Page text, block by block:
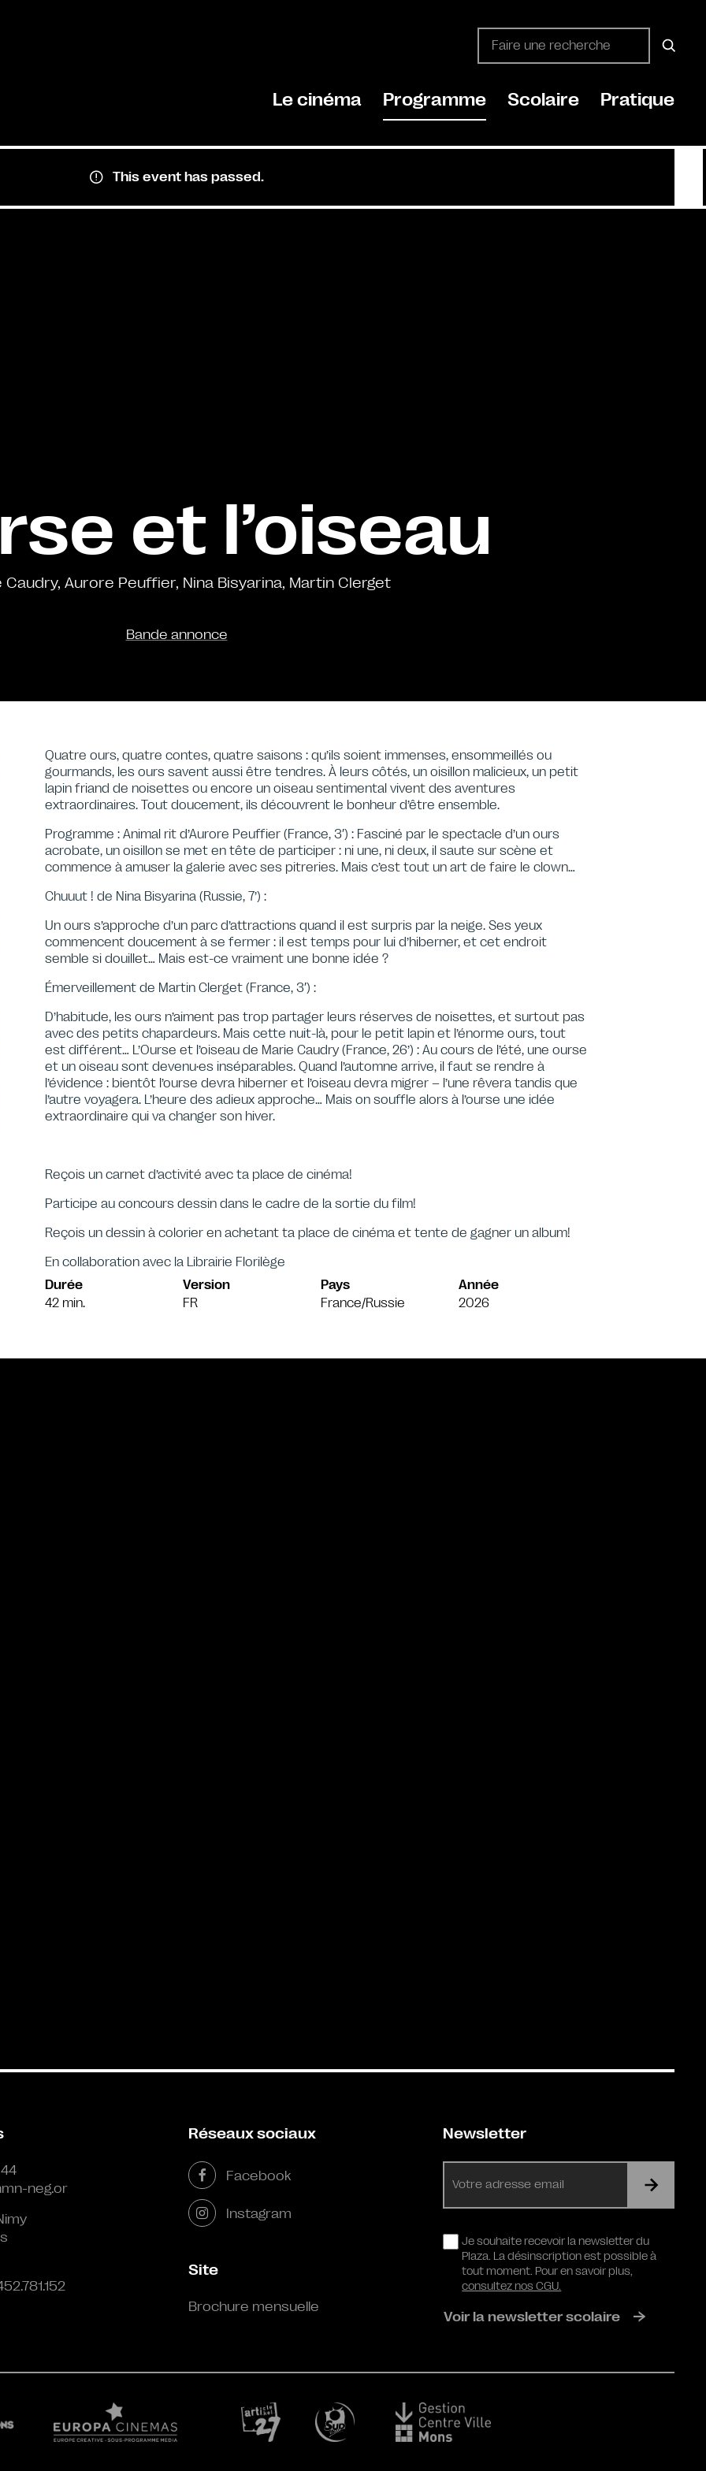
Le cinéma Programme Scolaire Pratique
This event has passed.
et l’oiseau
Caudry, Aurore Peuffier, Nina Bisyarina, Martin Clerget
Bande annonce
Quatre ours, quatre contes, quatre saisons : qu’ils soient immenses, ensommeillés ou
gourmands, les ours savent aussi être tendres. À leurs côtés, un oisillon malicieux, un petit
lapin friand de noisettes ou encore un oiseau sentimental vivent des aventures
extraordinaires. Tout doucement, ils découvrent le bonheur d’être ensemble.
Programme : Animal rit d’Aurore Peuffier (France, 3′) : Fasciné par le spectacle d’un ours
acrobate, un oisillon se met en tête de participer : ni une, ni deux, il saute sur scène et
commence à amuser la galerie avec ses pitreries. Mais c’est tout un art de faire le clown…
Chuuut ! de Nina Bisyarina (Russie, 7’) :
Un ours s’approche d’un parc d’attractions quand il est surpris par la neige. Ses yeux
commencent doucement à se fermer : il est temps pour lui d’hiberner, et cet endroit
semble si douillet… Mais est-ce vraiment une bonne idée ?
Émerveillement de Martin Clerget (France, 3′) :
D’habitude, les ours n’aiment pas trop partager leurs réserves de noisettes, et surtout pas
avec des petits chapardeurs. Mais cette nuit-là, pour le petit lapin et l’énorme ours, tout
est différent… L’Ourse et l’oiseau de Marie Caudry (France, 26’) : Au cours de l’été, une ourse
et un oiseau sont devenu·es inséparables. Quand l’automne arrive, il faut se rendre à
l’évidence : bientôt l’ourse devra hiberner et l’oiseau devra migrer – l’une rêvera tandis que
l’autre voyagera. L’heure des adieux approche… Mais on souffle alors à l’ourse une idée
extraordinaire qui va changer son hiver.
Reçois un carnet d’activité avec ta place de cinéma!
Participe au concours dessin dans le cadre de la sortie du film!
Reçois un dessin à colorier en achetant ta place de cinéma et tente de gagner un album!
En collaboration avec la Librairie Florilège
Durée
42 min.
Version
FR
Pays
France/Russie
Année
2026
neg.or
Réseaux sociaux
Facebook
Instagram
Site
Brochure mensuelle
Newsletter
mail
RGPDJe souhaite recevoir la newsletter du
Plaza. La désinscription est possible à
tout moment. Pour en savoir plus,
consultez nos CGU.
Voir la newsletter scolaire